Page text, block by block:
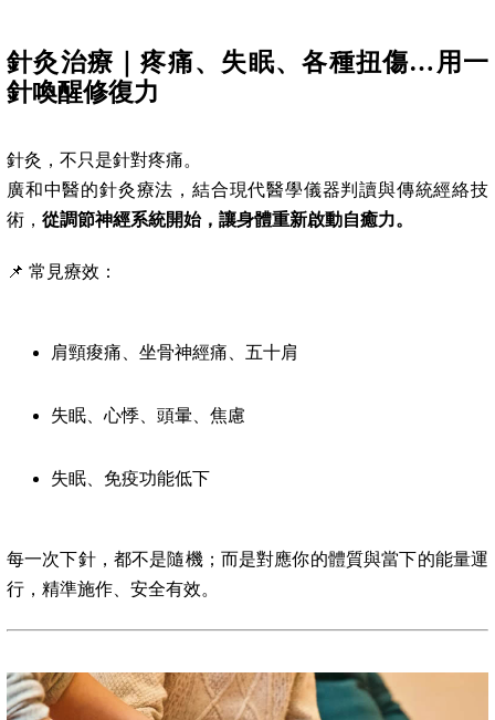
針灸治療｜疼痛、失眠、各種扭傷…用一
針喚醒修復力
針灸，不只是針對疼痛。
廣和中醫的針灸療法，結合現代醫學儀器判讀與傳統經絡技
術， 從調節神經系統開始，讓身體重新啟動自癒力。
📌 常見療效：
肩頸痠痛、坐骨神經痛、五十肩
失眠、心悸、頭暈、焦慮
失眠、免疫功能低下
每一次下針，都不是隨機；而是對應你的體質與當下的能量運
行，精準施作、安全有效。